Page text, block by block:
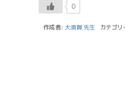
0
作成者: 大須賀 先生 カテゴリ